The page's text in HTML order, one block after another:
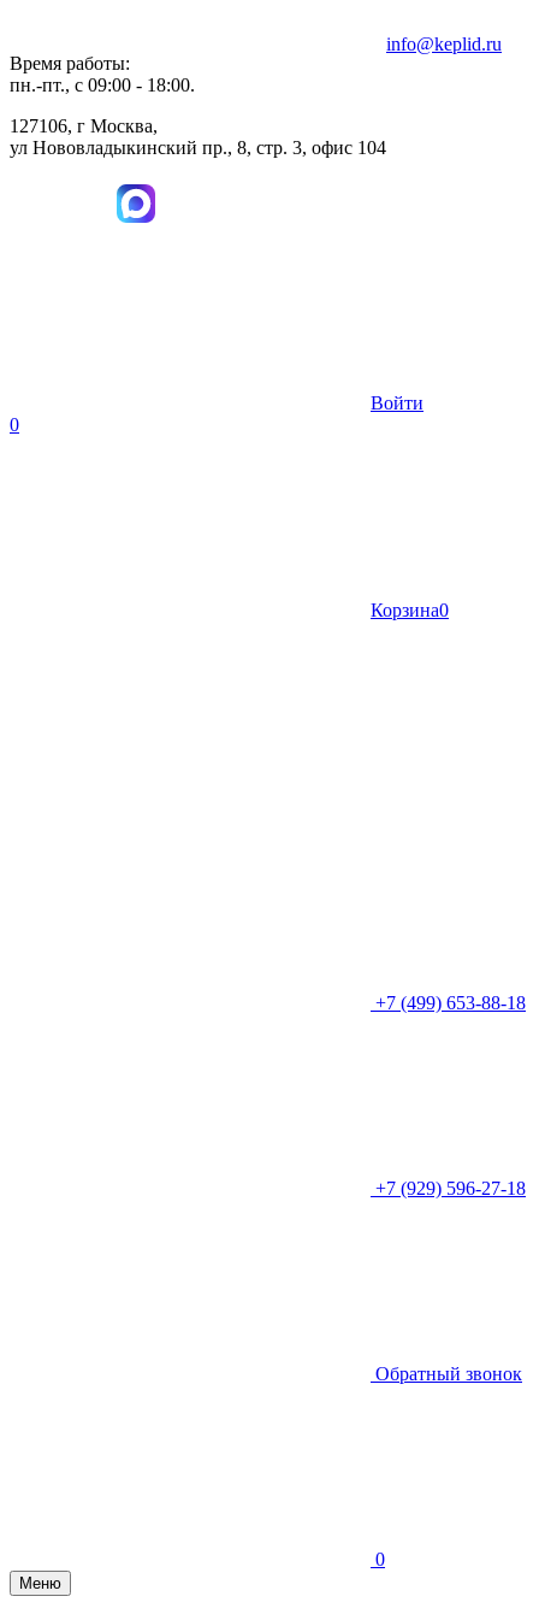
Время работы:
пн.-пт., с 09:00 - 18:00.
127106, г Москва,
ул Нововладыкинский пр., 8, стр. 3, офис 104
info@keplid.ru
Войти
0
Корзина0
+7 (499) 653-88-18
+7 (929) 596-27-18
Обратный звонок
0
Меню